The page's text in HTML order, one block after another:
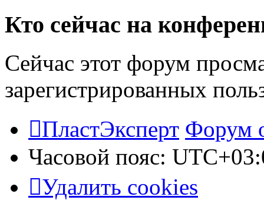
Кто сейчас на
Сейчас этот форум
зарегистрированных
ПластЭксперт Форум
Часовой пояс:
Удалить cookies